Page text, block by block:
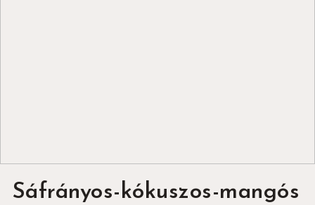
Sáfrányos-kókuszos-mangós